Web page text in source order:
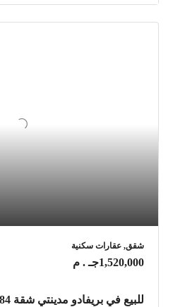
شقق, عقارات سكنية
1,520,000جـ . م